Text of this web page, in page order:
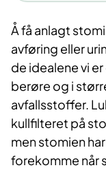
Å få anlagt
avføring eller
de idealene vi
berøre og i
avfallsstoffer.
kullfilteret på
men stomien
forekomme når